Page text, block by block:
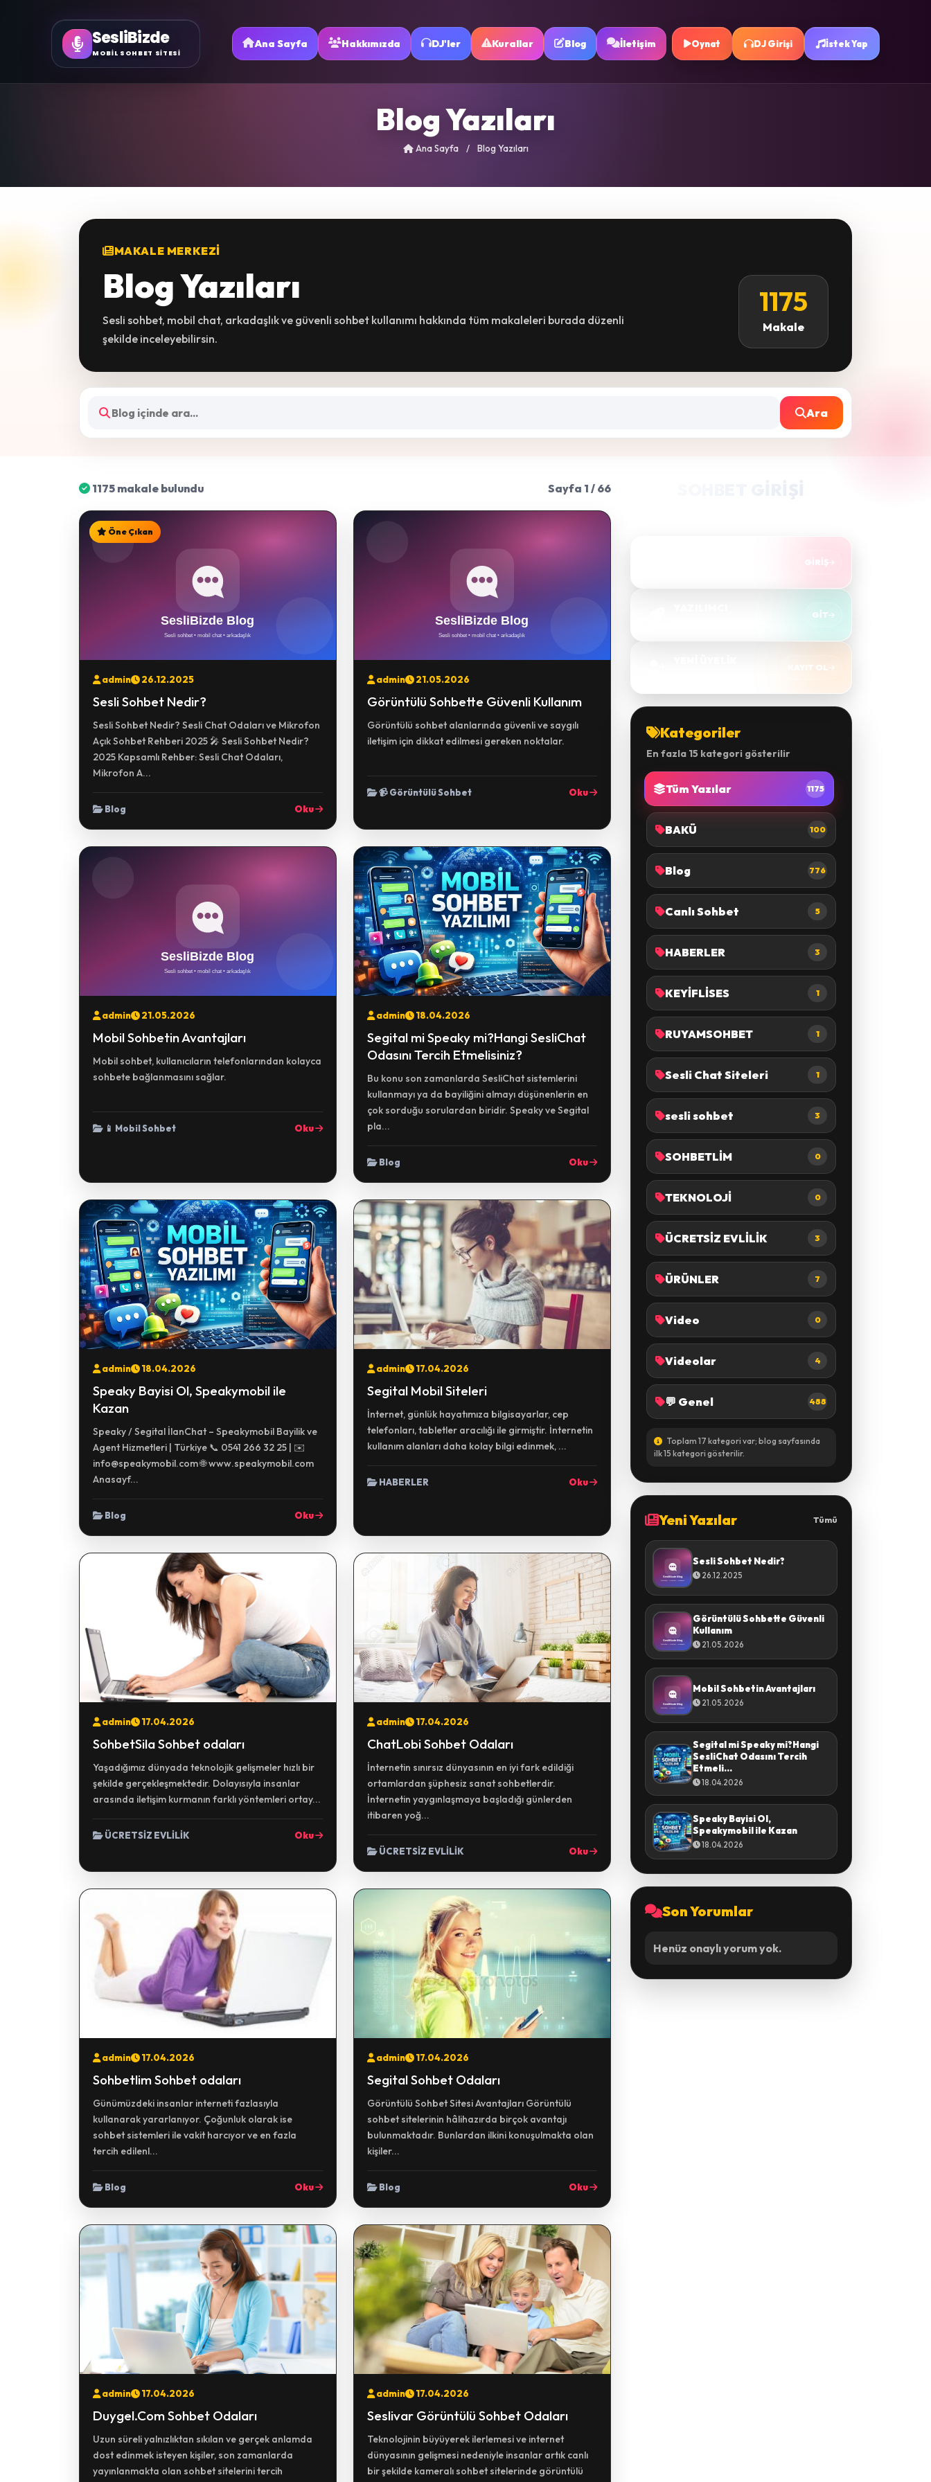
SesliBizde
MOBİL SOHBET SİTESİ
Ana Sayfa Hakkımızda DJ'ler Kurallar Blog İletişim Oynat DJ Girişi İstek Yap
Blog Yazıları
Ana Sayfa / Blog Yazıları
MAKALE MERKEZI
Blog Yazıları
Sesli sohbet, mobil chat, arkadaşlık ve güvenli sohbet kullanımı hakkında tüm makaleleri burada düzenli
şekilde inceleyebilirsin.
1175
Makale
Ara
1175 makale bulundu Sayfa 1 / 66
Öne Çıkan
admin 26.12.2025
Sesli Sohbet Nedir?
Sesli Sohbet Nedir? Sesli Chat Odaları ve Mikrofon
Açık Sohbet Rehberi 2025 🎤 Sesli Sohbet Nedir?
2025 Kapsamlı Rehber: Sesli Chat Odaları,
Mikrofon A...
Blog Oku
admin 21.05.2026
Görüntülü Sohbette Güvenli Kullanım
Görüntülü sohbet alanlarında güvenli ve saygılı
iletişim için dikkat edilmesi gereken noktalar.
📹 Görüntülü Sohbet Oku
admin 21.05.2026
Mobil Sohbetin Avantajları
Mobil sohbet, kullanıcıların telefonlarından kolayca
sohbete bağlanmasını sağlar.
📱 Mobil Sohbet Oku
admin 18.04.2026
Segital mi Speaky mi?Hangi SesliChat
Odasını Tercih Etmelisiniz?
Bu konu son zamanlarda SesliChat sistemlerini
kullanmayı ya da bayiliğini almayı düşünenlerin en
çok sorduğu sorulardan biridir. Speaky ve Segital
pla...
Blog Oku
admin 18.04.2026
Speaky Bayisi Ol, Speakymobil ile
Kazan
Speaky / Segital İlanChat – Speakymobil Bayilik ve
Agent Hizmetleri | Türkiye 📞 0541 266 32 25 | ✉️
info@speakymobil.com 🌐 www.speakymobil.com
Anasayf...
Blog Oku
admin 17.04.2026
Segital Mobil Siteleri
İnternet, günlük hayatımıza bilgisayarlar, cep
telefonları, tabletler aracılığı ile girmiştir. İnternetin
kullanım alanları daha kolay bilgi edinmek, ...
HABERLER Oku
admin 17.04.2026
SohbetSila Sohbet odaları
Yaşadığımız dünyada teknolojik gelişmeler hızlı bir
şekilde gerçekleşmektedir. Dolayısıyla insanlar
arasında iletişim kurmanın farklı yöntemleri ortay...
ÜCRETSİZ EVLİLİK Oku
admin 17.04.2026
ChatLobi Sohbet Odaları
İnternetin sınırsız dünyasının en iyi fark edildiği
ortamlardan şüphesiz sanat sohbetlerdir.
İnternetin yaygınlaşmaya başladığı günlerden
itibaren yoğ...
ÜCRETSİZ EVLİLİK Oku
admin 17.04.2026
Sohbetlim Sohbet odaları
Günümüzdeki insanlar interneti fazlasıyla
kullanarak yararlanıyor. Çoğunluk olarak ise
sohbet sistemleri ile vakit harcıyor ve en fazla
tercih edilenl...
Blog Oku
admin 17.04.2026
Segital Sohbet Odaları
Görüntülü Sohbet Sitesi Avantajları Görüntülü
sohbet sitelerinin hâlihazırda birçok avantajı
bulunmaktadır. Bunlardan ilkini konuşulmakta olan
kişiler...
Blog Oku
admin 17.04.2026
Duygel.Com Sohbet Odaları
Uzun süreli yalnızlıktan sıkılan ve gerçek anlamda
dost edinmek isteyen kişiler, son zamanlarda
yayınlanmakta olan sohbet sitelerini tercih
admin 17.04.2026
Seslivar Görüntülü Sohbet Odaları
Teknolojinin büyüyerek ilerlemesi ve internet
dünyasının gelişmesi nedeniyle insanlar artık canlı
bir şekilde kameralı sohbet sitelerinde görüntülü
GIRIŞ
GIT
KAYIT OL
Kategoriler
En fazla 15 kategori gösterilir
Tüm Yazılar 1175
BAKÜ 100
Blog 776
Canlı Sohbet 5
HABERLER 3
KEYİFLİSES 1
RUYAMSOHBET 1
Sesli Chat Siteleri 1
sesli sohbet 3
SOHBETLİM 0
TEKNOLOJİ 0
ÜCRETSİZ EVLİLİK 3
ÜRÜNLER 7
Video 0
Videolar 4
💬 Genel 488
Toplam 17 kategori var; blog sayfasında
ilk 15 kategori gösterilir.
Yeni Yazılar Tümü
Sesli Sohbet Nedir?
26.12.2025
Görüntülü Sohbette Güvenli
Kullanım
21.05.2026
Mobil Sohbetin Avantajları
21.05.2026
Segital mi Speaky mi?Hangi
SesliChat Odasını Tercih
Etmeli...
18.04.2026
Speaky Bayisi Ol,
Speakymobil ile Kazan
18.04.2026
Son Yorumlar
Henüz onaylı yorum yok.